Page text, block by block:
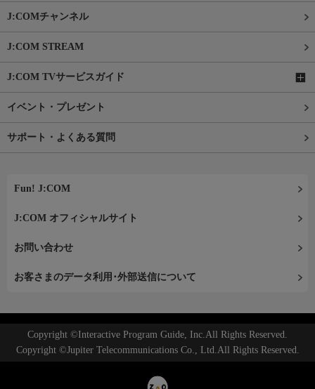
J:COMチャンネル
J:COM STREAM
J:COM TVサービスガイド
イベント・プレゼント
サポート・よくある質問
Fun! J:COM
J:COM オフィシャルサイト
お問い合わせ
お客さまのデータ利用･外部送信について
Copyright ©Interactive Program Guide, Inc.All Rights Reserved.
Copyright ©Jupiter Telecommunications Co., Ltd.All Rights Reserved.